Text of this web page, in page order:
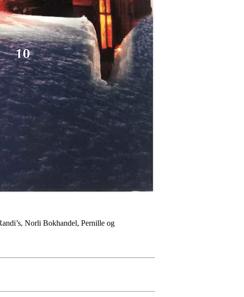
Norli Bokhandel, Pernille og